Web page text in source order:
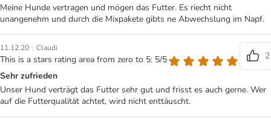
Meine Hunde vertragen und mögen das Futter. Es riecht nicht
unangenehm und durch die Mixpakete gibts ne Abwechslung im Napf.
11.12.20 | Claudi
This is a stars rating area from zero to 5: 5/5
2
Sehr zufrieden
Unser Hund verträgt das Futter sehr gut und frisst es auch gerne. Wer
auf die Futterqualität achtet, wird nicht enttäuscht.